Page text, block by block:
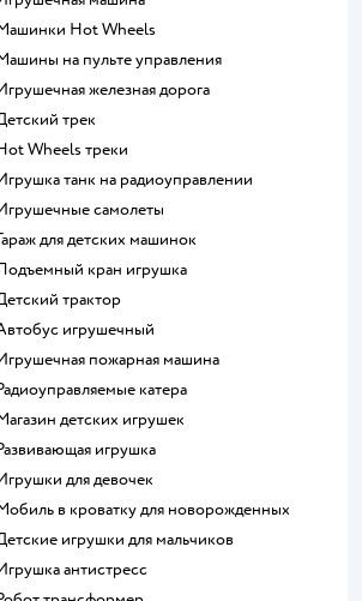
Машинки Hot Wheels
Машины на пульте управления
Игрушечная железная дорога
Детский трек
Hot Wheels треки
Игрушка танк на радиоуправлении
Игрушечные самолеты
Гараж для детских машинок
Подъемный кран игрушка
Детский трактор
Автобус игрушечный
Игрушечная пожарная машина
Радиоуправляемые катера
Магазин детских игрушек
Развивающая игрушка
Игрушки для девочек
Мобиль в кроватку для новорожденных
Детские игрушки для мальчиков
Игрушка антистресс